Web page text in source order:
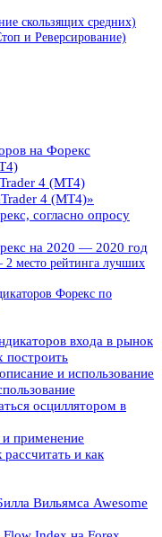
скользящих средних)
и Реверсирование)
на Форекс
4 (MT4)
4 (MT4)»
согласно опросу
на 2020 — 2020 год
место рейтинга лучших
Форекс по
входа в рынок
построить
и использование
осциллятором в
применение
и как
Вильямса Awesome